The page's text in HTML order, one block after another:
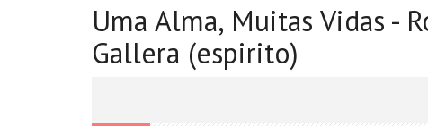
Uma Alma, Muitas Vidas -
Gallera (espirito)